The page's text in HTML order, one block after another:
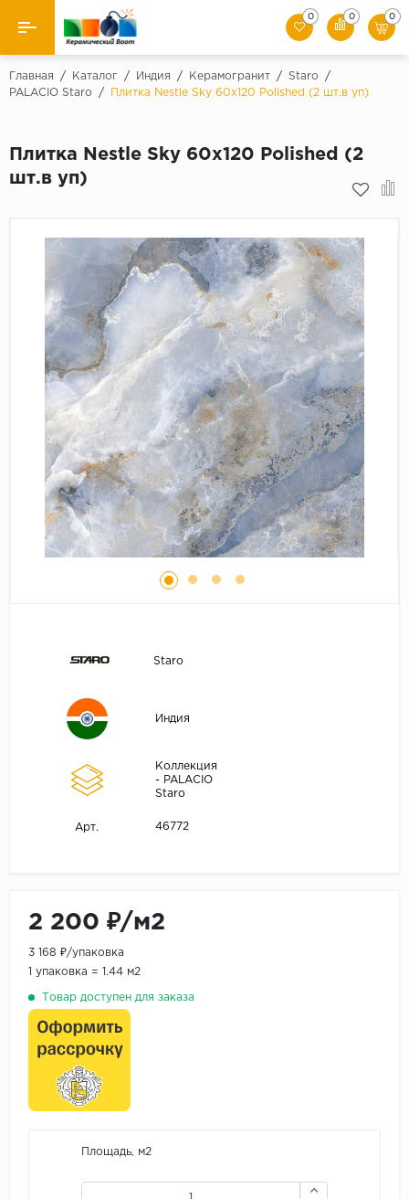
Назад
Керамическая плитка
Мозаики
Искусственный камень
Клинкер
0 0 0
Главная / Каталог / Индия / Керамогранит / Staro
/
PALACIO Staro
/ Плитка Nestle Sky 60x120 Polished (2 шт.в уп)
Плитка Nestle Sky 60x120 Polished (2
шт.в уп)
Staro
Индия
Коллекция
- PALACIO
Staro
Арт. 46772
2 200 ₽/м2
3 168 ₽/упаковка
1 упаковка = 1.44 м2
Товар доступен для заказа
Площадь, м2